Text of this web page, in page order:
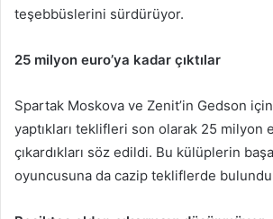
teşebbüslerini sürdürüyor.
25 milyon euro’ya kadar çıktılar
Spartak Moskova ve Zenit’in Gedson için
yaptıkları teklifleri son olarak 25 milyon
çıkardıkları söz edildi. Bu külüplerin
oyuncusuna da cazip tekliflerde